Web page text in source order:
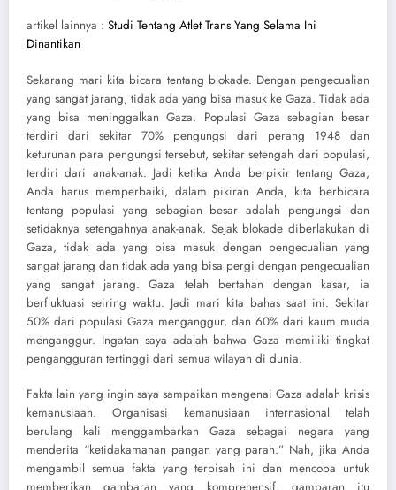
artikel lainnya : Studi Tentang Atlet Trans Yang Selama Ini
Dinantikan
Sekarang mari kita bicara tentang blokade. Dengan pengecualian
yang sangat jarang, tidak ada yang bisa masuk ke Gaza. Tidak ada
yang bisa meninggalkan Gaza. Populasi Gaza sebagian besar
terdiri dari sekitar 70% pengungsi dari perang 1948 dan
keturunan para pengungsi tersebut, sekitar setengah dari populasi,
terdiri dari anak-anak. Jadi ketika Anda berpikir tentang Gaza,
Anda harus memperbaiki, dalam pikiran Anda, kita berbicara
tentang populasi yang sebagian besar adalah pengungsi dan
setidaknya setengahnya anak-anak. Sejak blokade diberlakukan di
Gaza, tidak ada yang bisa masuk dengan pengecualian yang
sangat jarang dan tidak ada yang bisa pergi dengan pengecualian
yang sangat jarang. Gaza telah bertahan dengan kasar, ia
berfluktuasi seiring waktu. Jadi mari kita bahas saat ini. Sekitar
50% dari populasi Gaza menganggur, dan 60% dari kaum muda
menganggur. Ingatan saya adalah bahwa Gaza memiliki tingkat
pengangguran tertinggi dari semua wilayah di dunia.
Fakta lain yang ingin saya sampaikan mengenai Gaza adalah krisis
kemanusiaan. Organisasi kemanusiaan internasional telah
berulang kali menggambarkan Gaza sebagai negara yang
menderita “ketidakamanan pangan yang parah.” Nah, jika Anda
mengambil semua fakta yang terpisah ini dan mencoba untuk